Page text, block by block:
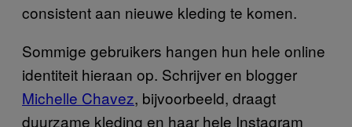
consistent aan nieuwe kleding te komen.
Sommige gebruikers hangen hun hele online
identiteit hieraan op. Schrijver en blogger
Michelle Chavez, bijvoorbeeld, draagt
duurzame kleding en haar hele Instagram